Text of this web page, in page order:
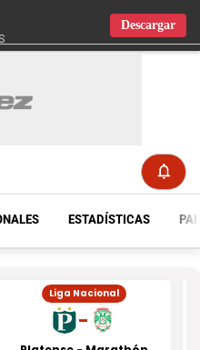
Descargar
ESTADÍSTICAS
Liga Nacional
-